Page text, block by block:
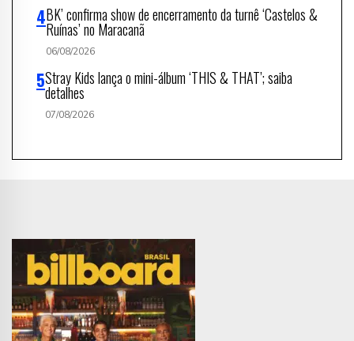
BK’ confirma show de encerramento da turnê ‘Castelos &
Ruínas’ no Maracanã
06/08/2026
Stray Kids lança o mini-álbum ‘THIS & THAT’; saiba
detalhes
07/08/2026